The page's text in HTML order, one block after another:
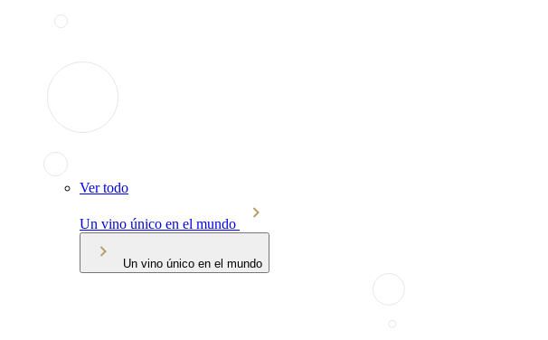
Ver todo
Un vino único en el mundo
Un vino único en el mundo